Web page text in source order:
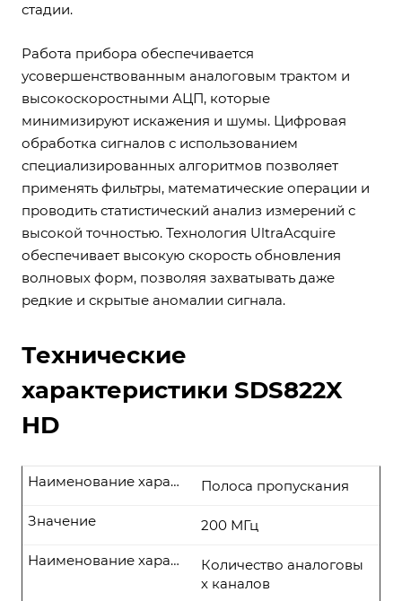
стадии.
Работа прибора обеспечивается
усовершенствованным аналоговым трактом и
высокоскоростными АЦП, которые
минимизируют искажения и шумы. Цифровая
обработка сигналов с использованием
специализированных алгоритмов позволяет
применять фильтры, математические операции и
проводить статистический анализ измерений с
высокой точностью. Технология UltraAcquire
обеспечивает высокую скорость обновления
волновых форм, позволяя захватывать даже
редкие и скрытые аномалии сигнала.
Технические
характеристики SDS822X
HD
Полоса пропускания
Наименование характеристики
200 МГц
Значение
Количество аналоговы
х каналов
Наименование характеристики